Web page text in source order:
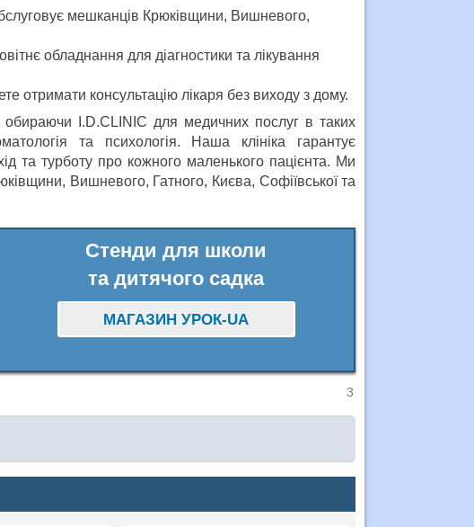
мешканців Крюківщини, Вишневого,
обладнання для діагностики та лікування
отримати консультацію лікаря без виходу з дому.
I.D.CLINIC для медичних послуг в таких
та психологія. Наша клініка гарантує
та турботу про кожного маленького пацієнта. Ми
Вишневого, Гатного, Києва, Софіївської та
Стенди для школи
та дитячого садка
МАГАЗИН УРОК-UA
3